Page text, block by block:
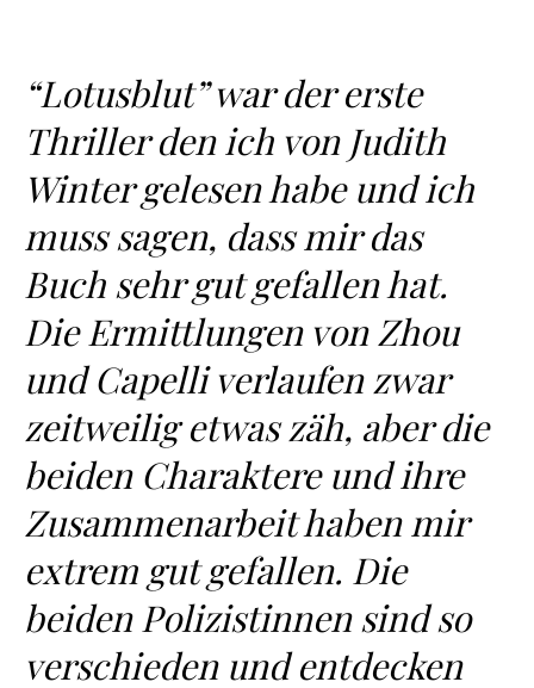
“Lotusblut” war der erste
Thriller den ich von Judith
Winter gelesen habe und ich
muss sagen, dass mir das
Buch sehr gut gefallen hat.
Die Ermittlungen von Zhou
und Capelli verlaufen zwar
zeitweilig etwas zäh, aber die
beiden Charaktere und ihre
Zusammenarbeit haben mir
extrem gut gefallen. Die
beiden Polizistinnen sind so
verschieden und entdecken